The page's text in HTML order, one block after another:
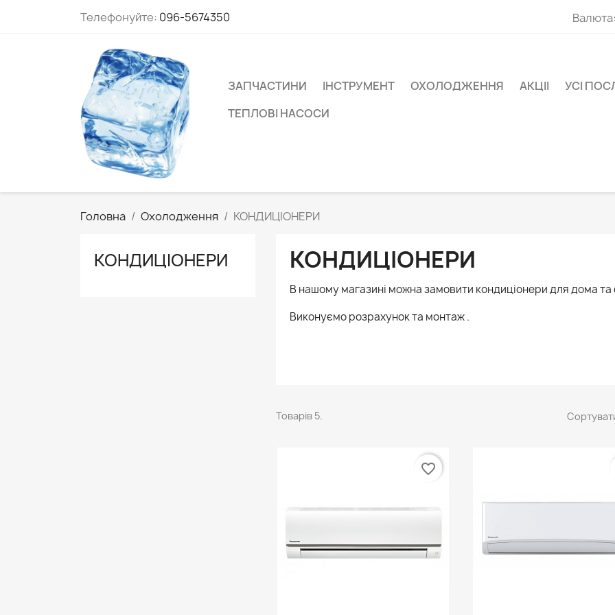
Телефонуйте: 096-5674350 Валюта:
ЗАПЧАСТИНИ ІНСТРУМЕНТ ОХОЛОДЖЕННЯ АКЦІІ УСІ
ТЕПЛОВІ НАСОСИ
Головна Охолодження КОНДИЦІОНЕРИ
КОНДИЦІОНЕРИ КОНДИЦІОНЕРИ
В нашому магазині можна замовити кондиціонери для дома та
Виконуємо розрахунок та монтаж .
Товарів 5.
favorite_border